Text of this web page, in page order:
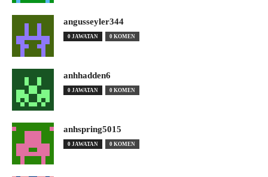
angusseyler344
0 JAWATAN 0 KOMEN
anhhadden6
0 JAWATAN 0 KOMEN
anhspring5015
0 JAWATAN 0 KOMEN